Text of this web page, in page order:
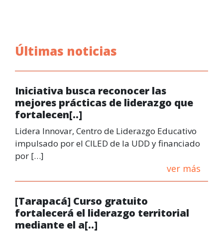
Últimas noticias
Iniciativa busca reconocer las
mejores prácticas de liderazgo que
fortalecen[..]
Lidera Innovar, Centro de Liderazgo Educativo
impulsado por el CILED de la UDD y financiado
por […]
ver más
[Tarapacá] Curso gratuito
fortalecerá el liderazgo territorial
mediante el a[..]